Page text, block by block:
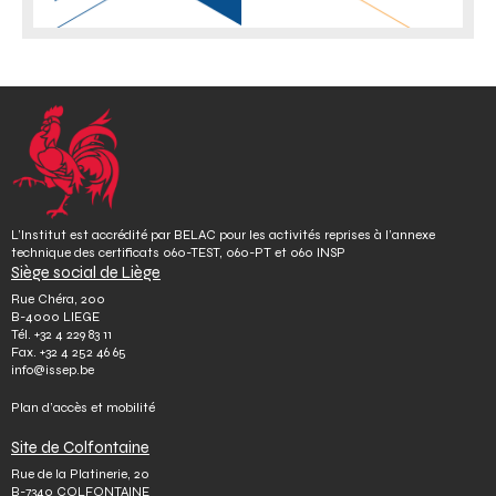
L’Institut est accrédité par BELAC pour les activités reprises à l’annexe
technique des certificats 060-TEST, 060-PT et 060 INSP
Siège social de Liège
Rue Chéra, 200
B-4000 LIEGE
Tél. +32 4 229 83 11
Fax. +32 4 252 46 65
info@issep.be
Plan d’accès et mobilité
Site de Colfontaine
Rue de la Platinerie, 20
B-7340 COLFONTAINE